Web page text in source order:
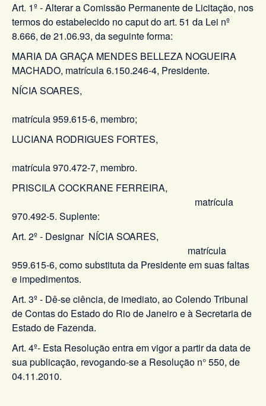
Art. 1º - Alterar a Comissão Permanente de Licitação, nos
termos do estabelecido no caput do art. 51 da Lei nº
8.666, de 21.06.93, da seguinte forma:
MARIA DA GRAÇA MENDES BELLEZA NOGUEIRA
MACHADO, matrícula 6.150.246-4, Presidente.
NÍCIA SOARES,
matrícula 959.615-6, membro;
LUCIANA RODRIGUES FORTES,
matrícula 970.472-7, membro.
PRISCILA COCKRANE FERREIRA,
matrícula
970.492-5. Suplente:
Art. 2º - Designar NÍCIA SOARES,
matrícula
959.615-6, como substituta da Presidente em suas faltas
e impedimentos.
Art. 3º - Dê-se ciência, de imediato, ao Colendo Tribunal
de Contas do Estado do Rio de Janeiro e à Secretaria de
Estado de Fazenda.
Art. 4º- Esta Resolução entra em vigor a partir da data de
sua publicação, revogando-se a Resolução n° 550, de
04.11.2010.